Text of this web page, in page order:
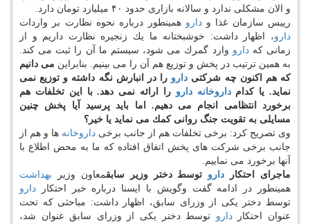
و الان مشكلی ندارد و سالانه بازاری حدود ۴۰ میلیارد تومان دارد.
رییس سازمان غذا ودارو همینطور درباره نحوه نظارت بر واردات
دارو، اظهار داشت: خوشبختانه ما یك زنجیره نظارت داریم و از
زمانی كهدارو وارد گمرك می شود، سیستم ما آن را ثبت می كند.
به همین ترتیب در پخش و توزیع هم آن را می بینیم. بنابراین می دانیم
كه هم اكنون چه شركتی دارو را در انبارش نگه داشته و توزیع نمی
نماید. یا كدامداروخانه دارو را ارائه نمی دهد. با این تخلفات هم
برخورد انتظامی انجام می دهیم. اما باید پرسید آیا پخش چنین
مسایلی به تقویت جنگ روانی كمك می نماید یا خیر؟
وی تصریح كرد: برخی تخلفات هم از جانب برخی داروخانه ها و هم از
جانب برخی شركت های پخش اتفاق افتاده كه ما به محض اطلاع با
آنها برخورد می نماییم.
ماجرای احتكار دارو توسط دختر وزیر سابقمعاون وزیر بهداشت
همینطور در ادامه گفت وگویش با ایسنا درباره خبر احتكار دارو
توسط دختر یكی از وزرای سابق، اظهار داشت: مباحثی كه تحت
عنوان احتكاردارو توسط دختر یكی از وزرای سابق عنوان شد،